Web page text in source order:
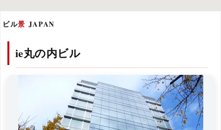
ビル景 JAPAN
ie丸の内ビル